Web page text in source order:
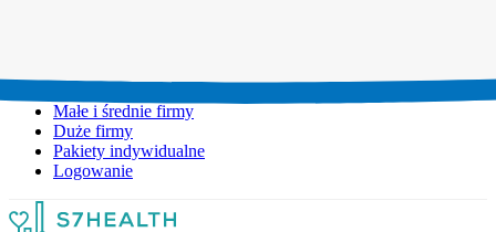
Małe i średnie firmy
Duże firmy
Pakiety indywidualne
Logowanie